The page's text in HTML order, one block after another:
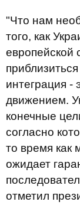
"Что нам
того, как
европейской
интеграция -
движением.
конечные
согласно
то время как
ожидает
отметил